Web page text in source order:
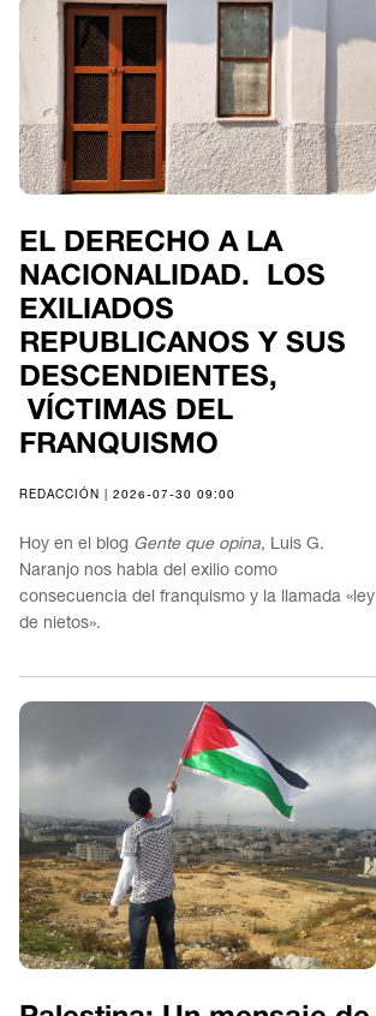
EL DERECHO A LA
NACIONALIDAD. LOS
EXILIADOS
REPUBLICANOS Y SUS
DESCENDIENTES,
VÍCTIMAS DEL
FRANQUISMO
REDACCIÓN | 2026-07-30 09:00
Hoy en el blog Gente que opina, Luis G.
Naranjo nos habla del exilio como
consecuencia del franquismo y la llamada «ley
de nietos».